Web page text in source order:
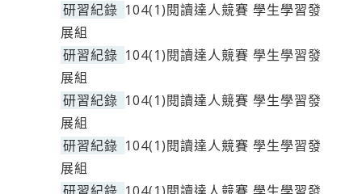
研習紀錄 104(1)閱讀達人競賽 學生學習發
展組
研習紀錄 104(1)閱讀達人競賽 學生學習發
展組
研習紀錄 104(1)閱讀達人競賽 學生學習發
展組
研習紀錄 104(1)閱讀達人競賽 學生學習發
展組